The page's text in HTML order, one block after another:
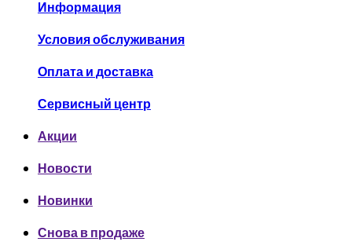
Информация
Условия обслуживания
Оплата и доставка
Сервисный центр
Акции
Новости
Новинки
Снова в продаже